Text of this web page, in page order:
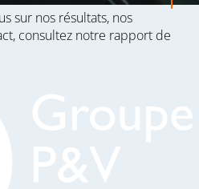
sur nos résultats, nos
consultez notre rapport de